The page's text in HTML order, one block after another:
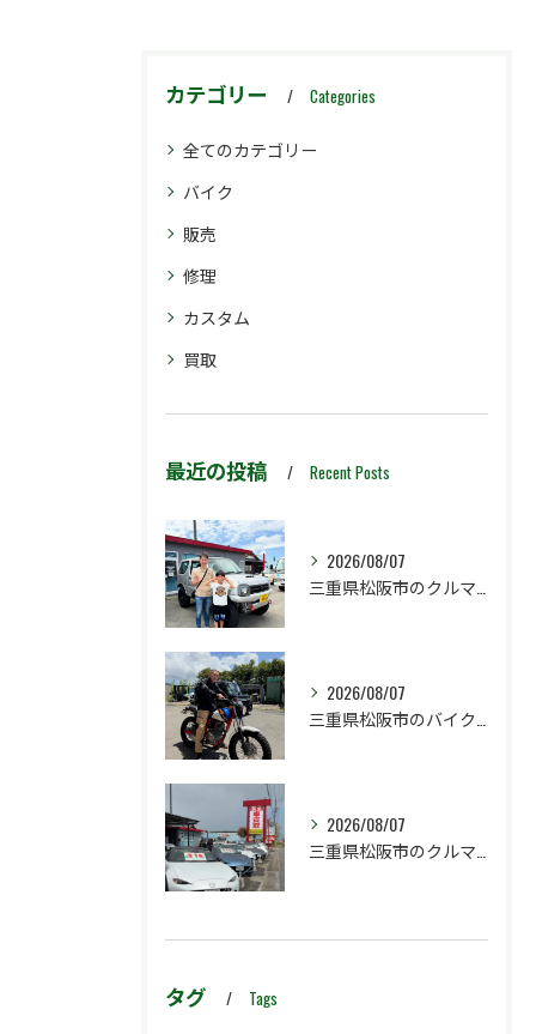
カテゴリー Categories
全てのカテゴリー
バイク
販売
修理
カスタム
買取
最近の投稿 Recent Posts
2026/08/07
2026/08/07
2026/08/07
タグ Tags